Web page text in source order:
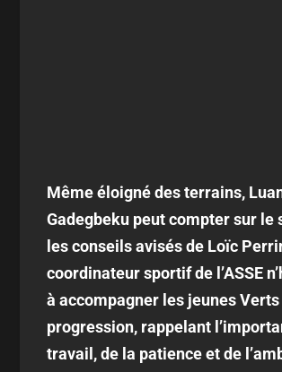
Même éloigné des terrains,
Gadegbeku peut compter sur le
les conseils avisés de Loïc
coordinateur sportif de l’ASSE
à accompagner les jeunes
progression, rappelant
travail, de la patience et de